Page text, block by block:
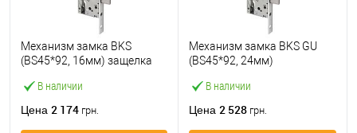
В наличии
Механизм замка BKS
(BS45*92, 16мм) защелка
Цена 2 174 грн.
В наличии
Механизм замка BKS GU
(BS45*92, 24мм)
Цена 2 528 грн.